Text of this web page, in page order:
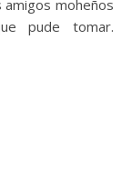
moheños
pude tomar.